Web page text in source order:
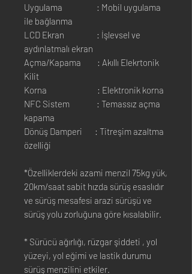
Uygulama : Mobil uygulama
ile bağlanma
LCD Ekran : İşlevsel ve
aydınlatmalı ekran
Açma/Kapama : Akıllı Elekrtonik
Kilit
Korna : Elektronik korna
NFC Sistem : Temassız açma
kapama
Dönüş Damperi : Titreşim azaltma
özelliği
*Özelliklerdeki azami menzil 75kg yük,
20km/saat sabit hızda sürüş esaslıdır
ve sürüş mesafesi arazi sürüşü ve
sürüş yolu zorluğuna göre kısalabilir.
* Sürücü ağırlığı, rüzgar şiddeti , yol
yüzeyi, yol eğimi ve lastik durumu
sürüş menzilini etkiler.